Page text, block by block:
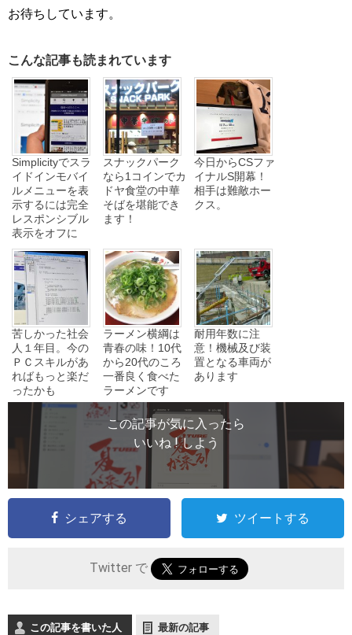
お待ちしています。
こんな記事も読まれています
Simplicityでスラ
イドインモバイ
ルメニューを表
示するには完全
レスポンシブル
表示をオフに
スナックパーク
なら1コインでカ
ドヤ食堂の中華
そばを堪能でき
ます！
今日からCSファ
イナルS開幕！
相手は難敵ホー
クス。
苦しかった社会
人１年目。今の
ＰＣスキルがあ
ればもっと楽だ
ったかも
ラーメン横綱は
青春の味！10代
から20代のころ
一番良く食べた
ラーメンです
耐用年数に注
意！機械及び装
置となる車両が
あります
この記事が気に入ったら
いいね ! しよう
シェアする ツイートする
Twitter で
この記事を書いた人 最新の記事